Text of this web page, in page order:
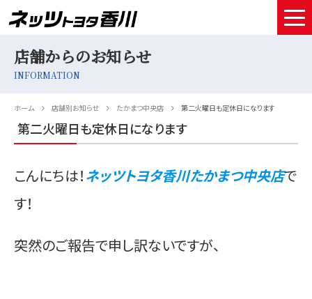
試乗予約
店舗情報
お得なお支払い
店舗からのお知らせ
INFORMATION
ホーム 店舗別お知らせ たかまつ中央店 第二火曜日も定休日になります
第二火曜日も定休日になります
こんにちは！ネッツトヨタ香川たかまつ中央店で
す！
突然のご報告で申し訳ないですが、